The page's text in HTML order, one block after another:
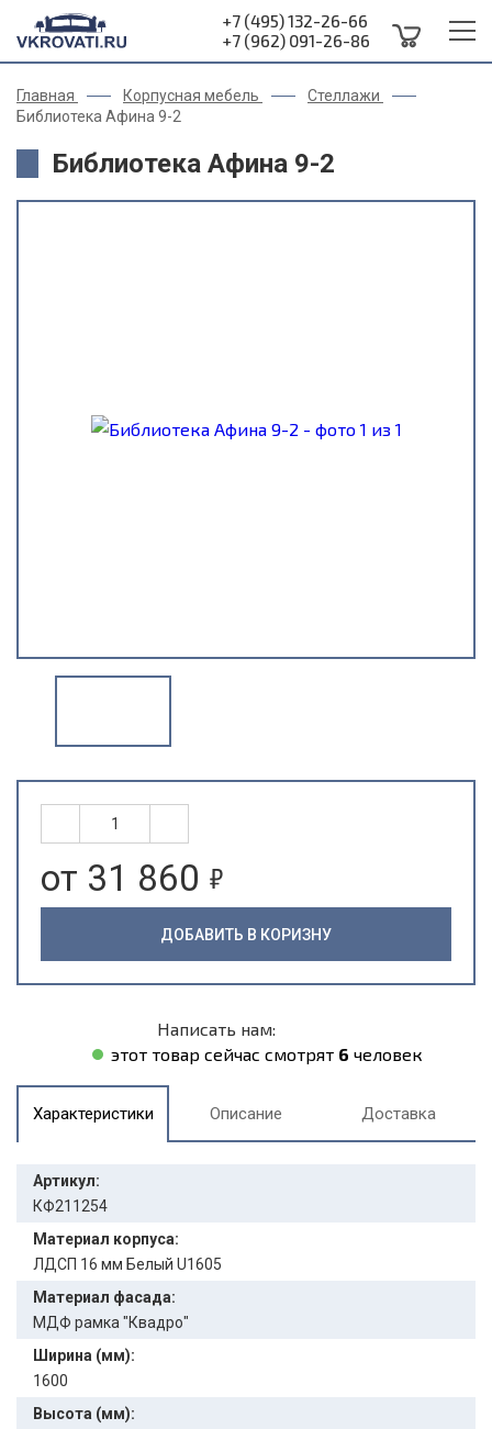
+7 (495) 132-26-66
+7 (962) 091-26-86
Главная Корпусная мебель
Стеллажи
Библиотека Афина 9-2
Библиотека Афина 9-2
от 31 860 5
ДОБАВИТЬ В КОРИЗНУ
Написать нам:
этот товар сейчас смотрят 6 человек
Характеристики Описание Доставка
Артикул:
КФ211254
Материал корпуса:
ЛДСП 16 мм Белый U1605
Материал фасада:
МДФ рамка "Квадро"
Ширина (мм):
1600
Высота (мм):